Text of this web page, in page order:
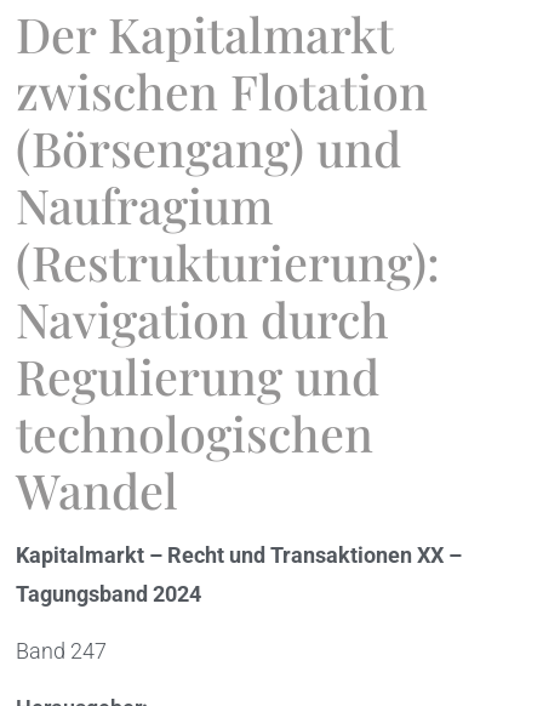
Der Kapitalmarkt
zwischen Flotation
(Börsengang) und
Naufragium
(Restrukturierung):
Navigation durch
Regulierung und
technologischen
Wandel
Kapitalmarkt – Recht und Transaktionen XX –
Tagungsband 2024
Band 247